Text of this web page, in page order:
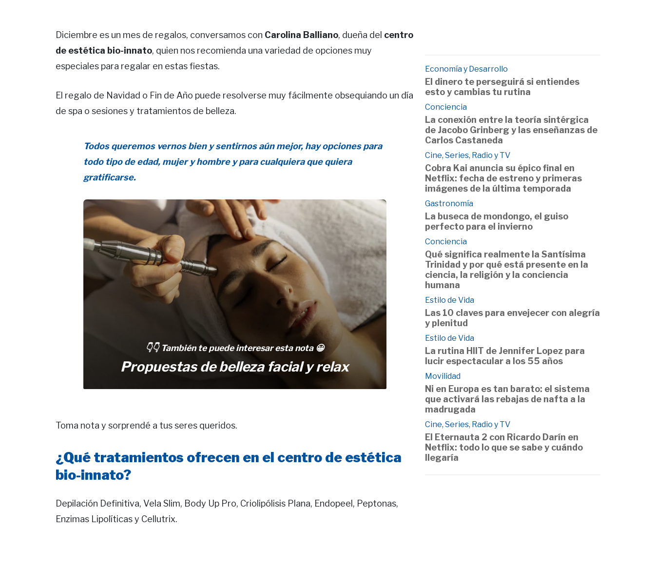
Diciembre es un mes de regalos, conversamos con Carolina Balliano, dueña del centro
de estética bio-innato, quien nos recomienda una variedad de opciones muy
especiales para regalar en estas fiestas.
El regalo de Navidad o Fin de Año puede resolverse muy fácilmente obsequiando un día
de spa o sesiones y tratamientos de belleza.
Todos queremos vernos bien y sentirnos aún mejor, hay opciones para
todo tipo de edad, mujer y hombre y para cualquiera que quiera
gratificarse.
👇👇 También te puede interesar esta nota 😀
Propuestas de belleza facial y relax
Toma nota y sorprendé a tus seres queridos.
¿Qué tratamientos ofrecen en el centro de estética
bio-innato?
Depilación Definitiva, Vela Slim, Body Up Pro, Criolipólisis Plana, Endopeel, Peptonas,
Enzimas Lipolíticas y Cellutrix.
Economía y Desarrollo
El dinero te perseguirá si entiendes
esto y cambias tu rutina
Conciencia
La conexión entre la teoría sintérgica
de Jacobo Grinberg y las enseñanzas de
Carlos Castaneda
Cine, Series, Radio y TV
Cobra Kai anuncia su épico final en
Netflix: fecha de estreno y primeras
imágenes de la última temporada
Gastronomía
La buseca de mondongo, el guiso
perfecto para el invierno
Conciencia
Qué significa realmente la Santísima
Trinidad y por qué está presente en la
ciencia, la religión y la conciencia
humana
Estilo de Vida
Las 10 claves para envejecer con alegría
y plenitud
Estilo de Vida
La rutina HIIT de Jennifer Lopez para
lucir espectacular a los 55 años
Movilidad
Ni en Europa es tan barato: el sistema
que activará las rebajas de nafta a la
madrugada
Cine, Series, Radio y TV
El Eternauta 2 con Ricardo Darín en
Netflix: todo lo que se sabe y cuándo
llegaría